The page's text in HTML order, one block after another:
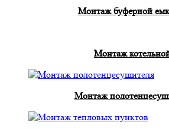
Монтаж буферной
Монтаж
Монтаж